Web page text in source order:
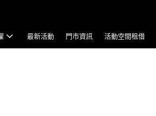
最新活動 門市資訊 活動空間租借